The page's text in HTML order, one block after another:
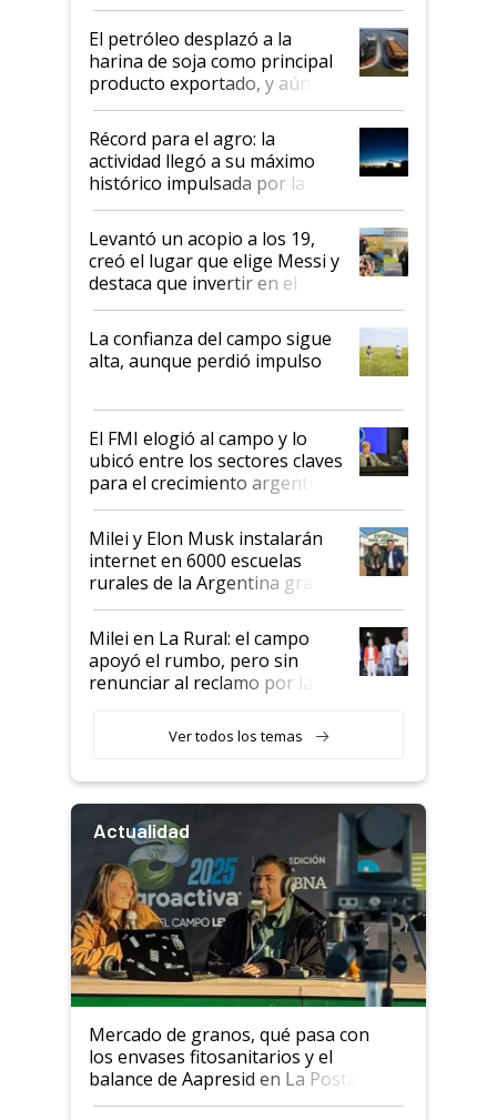
El petróleo desplazó a la
harina de soja como principal
producto exportado, y aún así
el agro aportó casi seis de cada
diez dólares y sostuvo el
liderazgo en un semestre
récord
Récord para el agro: la
actividad llegó a su máximo
histórico impulsada por la
cosecha y las exportaciones
Levantó un acopio a los 19,
creó el lugar que elige Messi y
destaca que invertir en el
kirchnerismo era como "darle
plata a un hijo para droga":
Juan Félix Rossetti, el libertario
que de una dura crisis salió
de Milei
La confianza del campo sigue
alta, aunque perdió impulso
El FMI elogió al campo y lo
ubicó entre los sectores claves
para el crecimiento argentino
Milei y Elon Musk instalarán
internet en 6000 escuelas
rurales de la Argentina gracias
a un acuerdo con Starlink
Milei en La Rural: el campo
apoyó el rumbo, pero sin
renunciar al reclamo por las
Ver todos los temas
Actualidad
Mercado de granos, qué pasa con
los envases fitosanitarios y el
balance de Aapresid en La Posta